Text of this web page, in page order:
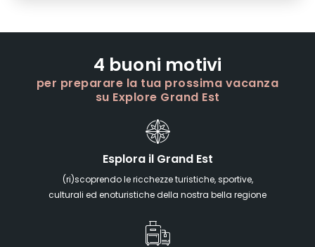
4 buoni motivi
per preparare la tua prossima vacanza
su Explore Grand Est
Esplora il Grand Est
(ri)scoprendo le ricchezze turistiche, sportive,
culturali ed enoturistiche della nostra bella regione